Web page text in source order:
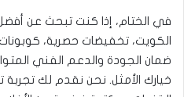
الكويت، تخفيضات حصرية،
ضمان الجودة والدعم الفني
خيارك الأمثل. نحن نقدم لك تجربة